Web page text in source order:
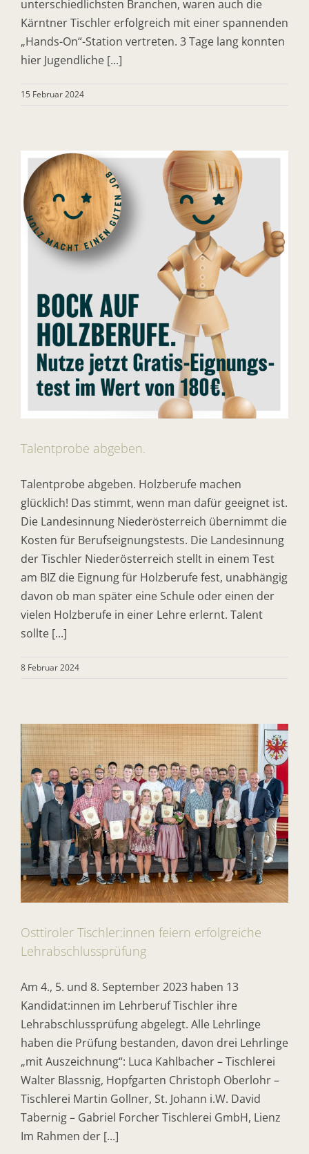
unterschiedlichsten Branchen, waren auch die
Kärntner Tischler erfolgreich mit einer spannenden
„Hands-On“-Station vertreten. 3 Tage lang konnten
hier Jugendliche [...]
15 Februar 2024
Talentprobe abgeben.
Talentprobe abgeben. Holzberufe machen
glücklich! Das stimmt, wenn man dafür geeignet ist.
Die Landesinnung Niederösterreich übernimmt die
Kosten für Berufseignungstests. Die Landesinnung
der Tischler Niederösterreich stellt in einem Test
am BIZ die Eignung für Holzberufe fest, unabhängig
davon ob man später eine Schule oder einen der
vielen Holzberufe in einer Lehre erlernt. Talent
sollte [...]
8 Februar 2024
Osttiroler Tischler:innen feiern erfolgreiche
Lehrabschlussprüfung
Am 4., 5. und 8. September 2023 haben 13
Kandidat:innen im Lehrberuf Tischler ihre
Lehrabschlussprüfung abgelegt. Alle Lehrlinge
haben die Prüfung bestanden, davon drei Lehrlinge
„mit Auszeichnung“: Luca Kahlbacher – Tischlerei
Walter Blassnig, Hopfgarten Christoph Oberlohr –
Tischlerei Martin Gollner, St. Johann i.W. David
Tabernig – Gabriel Forcher Tischlerei GmbH, Lienz
Im Rahmen der [...]